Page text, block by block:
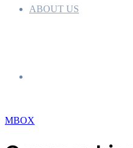
ABOUT US
MBOX